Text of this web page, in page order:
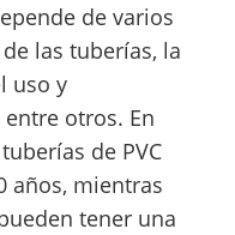
de varios
las tuberías, la
uso y
otros. En
de PVC
años, mientras
tener una